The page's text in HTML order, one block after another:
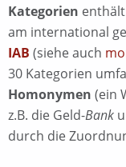
Kategorien
am international
IAB (siehe auch
30 Kategorien
Homonymen (ein
z.B. die Geld-Bank
durch die